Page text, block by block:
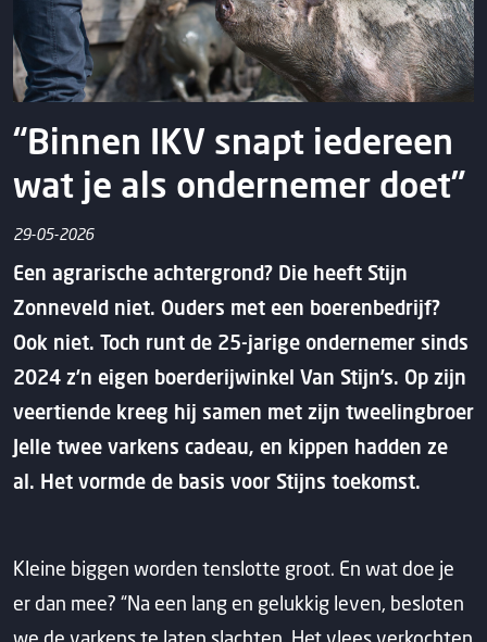
“Binnen IKV snapt iedereen
wat je als ondernemer doet”
29-05-2026
Een agrarische achtergrond? Die heeft Stijn
Zonneveld niet. Ouders met een boerenbedrijf?
Ook niet. Toch runt de 25-jarige ondernemer sinds
2024 z’n eigen boerderijwinkel Van Stijn’s. Op zijn
veertiende kreeg hij samen met zijn tweelingbroer
Jelle twee varkens cadeau, en kippen hadden ze
al. Het vormde de basis voor Stijns toekomst.
Kleine biggen worden tenslotte groot. En wat doe je
er dan mee? “Na een lang en gelukkig leven, besloten